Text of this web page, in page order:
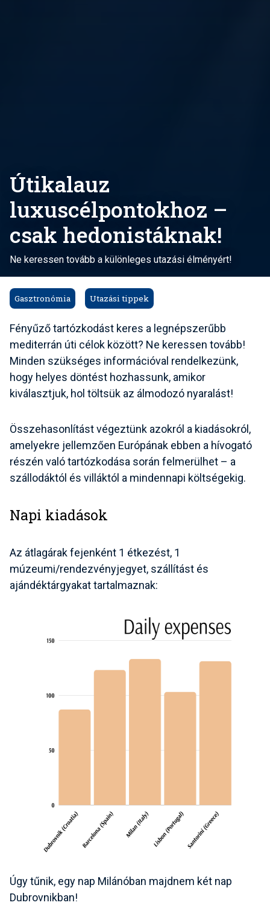
Útikalauz
luxuscélpontokhoz –
csak hedonistáknak!
Ne keressen tovább a különleges utazási élményért!
Gasztronómia Utazási tippek
Fényűző tartózkodást keres a legnépszerűbb
mediterrán úti célok között? Ne keressen tovább!
Minden szükséges információval rendelkezünk,
hogy helyes döntést hozhassunk, amikor
kiválasztjuk, hol töltsük az álmodozó nyaralást!
Összehasonlítást végeztünk azokról a kiadásokról,
amelyekre jellemzően Európának ebben a hívogató
részén való tartózkodása során felmerülhet – a
szállodáktól és villáktól a mindennapi költségekig.
Napi kiadások
Az átlagárak fejenként 1 étkezést, 1
múzeumi/rendezvényjegyet, szállítást és
ajándéktárgyakat tartalmaznak:
Úgy tűnik, egy nap Milánóban majdnem két nap
Dubrovnikban!